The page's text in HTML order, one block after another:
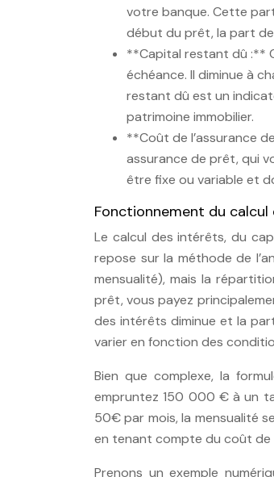
votre banque. Cette
début du prêt, la part
**Capital restant dû :**
échéance. Il diminue à
restant dû est un
patrimoine immobilier.
**Coût de l’assurance
assurance de prêt, qui
être fixe ou variable et
Fonctionnement du
Le calcul des intérêts, du
repose sur la méthode de
mensualité), mais la
prêt, vous payez
des intérêts diminue et la
varier en fonction des
Bien que complexe, la
empruntez 150 000 € à un
50€ par mois, la mensualité
en tenant compte du coût de
Prenons un exemple